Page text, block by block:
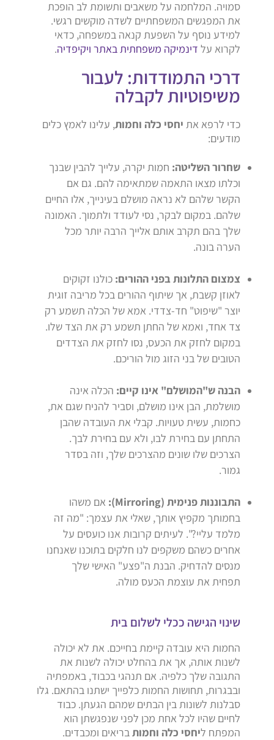
סמויה. המלחמה על משאבים ותשומת לב הופכת
את המפגשים המשפחתיים לשדה מוקשים רגשי.
למידע נוסף על השפעת קנאה במשפחה, כדאי
לקרוא על דינמיקה משפחתית באתר ויקיפדיה.
דרכי התמודדות: לעבור
משיפוטיות לקבלה
כדי לרפא את יחסי כלה וחמות, עלינו לאמץ כלים
מודעים:
שחרור השליטה: חמות יקרה, עלייך להבין שבנך
וכלתו מצאו התאמה שמתאימה להם. גם אם
הקשר שלהם לא נראה מושלם בעינייך, אלו החיים
שלהם. במקום לבקר, נסי לעודד ולתמוך. האמונה
שלך בהם תקרב אותם אלייך הרבה יותר מכל
הערה בונה.
צמצום התלונות בפני ההורים: כולנו זקוקים
לאוזן קשבת, אך שיתוף ההורים בכל מריבה זוגית
יוצר "שיפוט" חד-צדדי. אמא של הכלה תשמע רק
צד אחד, ואמא של החתן תשמע רק את הצד שלו.
במקום לחזק את הכעס, נסו לחזק את הצדדים
הטובים של בני הזוג מול הוריכם.
הבנה ש"המושלם" אינו קיים: הכלה אינה
מושלמת, הבן אינו מושלם, וסביר להניח שגם את,
כחמות, עשית טעויות. קבלי את העובדה שהבן
התחתן עם בחירת לבו, ולא עם בחירת לבך.
הצרכים שלו שונים מהצרכים שלך, וזה בסדר
גמור.
התבוננות פנימית (Mirroring):
אם משהו
בחמותך מקפיץ אותך, שאלי את עצמך: "מה זה
מלמד עליי?". לעיתים קרובות אנו כועסים על
אחרים כשהם משקפים לנו חלקים בתוכנו שאנחנו
מנסים להדחיק. הבנת ה"פצע" האישי שלך
תפחית את עוצמת הכעס מולה.
שינוי הגישה ככלי לשלום בית
החמות היא עובדה קיימת בחייכם. את לא יכולה
לשנות אותה, אך את בהחלט יכולה לשנות את
התגובה שלך כלפיה. אם תנהגי בכבוד, באמפתיה
ובבגרות, תחושות החמות כלפייך ישתנו בהתאם. גלו
סבלנות לשונות בין הבתים שמהם הגעתן. כבוד
לחיים שהיו לכל אחת מכן לפני שנפגשתן הוא
המפתח ליחסי כלה וחמותבריאים ומכבדים.